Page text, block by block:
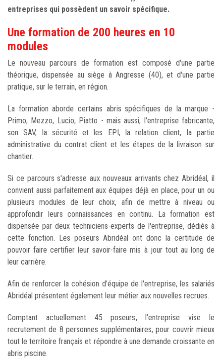
entreprises qui possèdent un savoir spécifique.
Une formation de 200 heures en 10
modules
Le nouveau parcours de formation est composé d'une partie
théorique, dispensée au siège à Angresse (40), et d'une partie
pratique, sur le terrain, en région.
La formation aborde certains abris spécifiques de la marque -
Primo, Mezzo, Lucio, Piatto - mais aussi, l'entreprise fabricante,
son SAV, la sécurité et les EPI, la relation client, la partie
administrative du contrat client et les étapes de la livraison sur
chantier.
Si ce parcours s'adresse aux nouveaux arrivants chez Abridéal, il
convient aussi parfaitement aux équipes déjà en place, pour un ou
plusieurs modules de leur choix, afin de mettre à niveau ou
approfondir leurs connaissances en continu. La formation est
dispensée par deux techniciens-experts de l'entreprise, dédiés à
cette fonction. Les poseurs Abridéal ont donc la certitude de
pouvoir faire certifier leur savoir-faire mis à jour tout au long de
leur carrière.
Afin de renforcer la cohésion d'équipe de l'entreprise, les salariés
Abridéal présentent également leur métier aux nouvelles recrues.
Comptant actuellement 45 poseurs, l'entreprise vise le
recrutement de 8 personnes supplémentaires, pour couvrir mieux
tout le territoire français et répondre à une demande croissante en
abris piscine.